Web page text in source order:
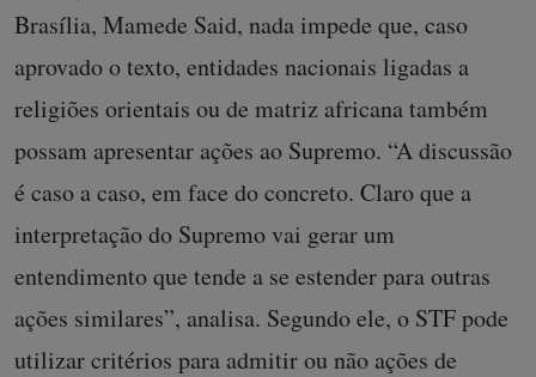
Brasília, Mamede Said, nada impede que, caso
aprovado o texto, entidades nacionais ligadas a
religiões orientais ou de matriz africana também
possam apresentar ações ao Supremo. “A discussão
é caso a caso, em face do concreto. Claro que a
interpretação do Supremo vai gerar um
entendimento que tende a se estender para outras
ações similares”, analisa. Segundo ele, o STF pode
utilizar critérios para admitir ou não ações de